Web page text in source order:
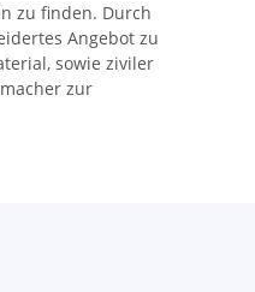
zu finden. Durch
Angebot zu
sowie ziviler
zur